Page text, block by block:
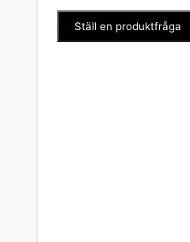
Ställ en produktfråga